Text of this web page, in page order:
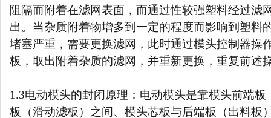
阻隔而附着在滤网表面，而通过性较强塑料经过滤
出。当杂质附着物增多到一定的程度而影响到塑料
堵塞严重，需要更换滤网，此时通过模头控制器操
板，取出附着杂质的滤网，并重新更换，重复前述
1.3电动模头的封闭原理：电动模头是靠模头前端
板（滑动滤板）之间、模头芯板与后端板（出料板